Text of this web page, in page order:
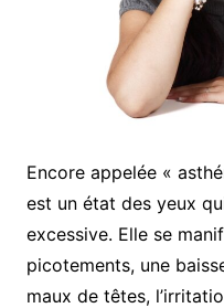
Encore appelée «
est un état des yeux
excessive. Elle se
picotements, une
maux de têtes,